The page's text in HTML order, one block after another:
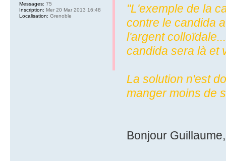
"L'exemple de la
contre le candida
l'argent
candida sera là et
La solution n'est
manger moins de
Bonjour Guillaume,
Messages: 75
Inscription: Mer 20 Mar 2013 16:48
Localisation: Grenoble